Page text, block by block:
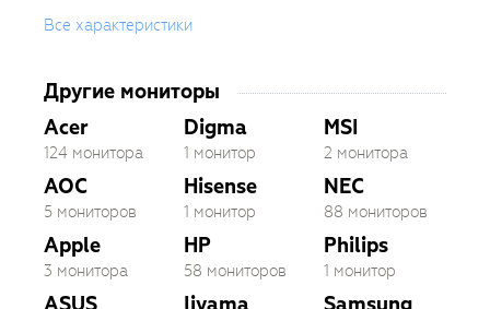
Все характеристики
Другие мониторы
Acer
124 монитора
AOC
5 мониторов
Apple
3 монитора
Digma
1 монитор
Hisense
1 монитор
HP
58 мониторов
MSI
2 монитора
NEC
88 мониторов
Philips
1 монитор